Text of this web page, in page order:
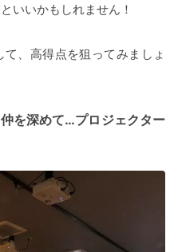
いいかもしれません！
、高得点を狙ってみましょ
を深めて…プロジェクター